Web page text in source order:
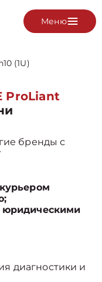
Меню
(1U)
ProLiant
бренды с
юридическими
диагностики и